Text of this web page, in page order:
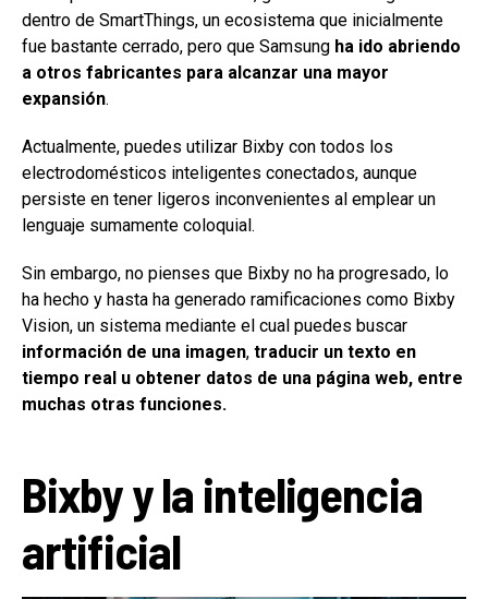
dentro de SmartThings, un ecosistema que inicialmente
fue bastante cerrado, pero que Samsung ha ido abriendo
a otros fabricantes para alcanzar una mayor
expansión.
Actualmente, puedes utilizar Bixby con todos los
electrodomésticos inteligentes conectados, aunque
persiste en tener ligeros inconvenientes al emplear un
lenguaje sumamente coloquial.
Sin embargo, no pienses que Bixby no ha progresado, lo
ha hecho y hasta ha generado ramificaciones como Bixby
Vision, un sistema mediante el cual puedes buscar
información de una imagen, traducir un texto en
tiempo real u obtener datos de una página web, entre
muchas otras funciones.
Bixby y la inteligencia
artificial